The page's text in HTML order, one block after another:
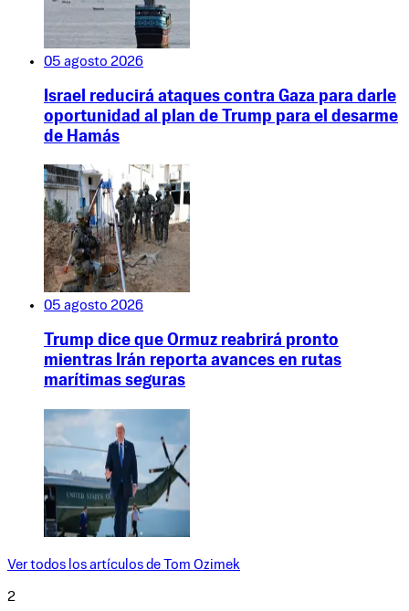
05 agosto 2026
Israel reducirá ataques contra Gaza para darle
oportunidad al plan de Trump para el desarme
de Hamás
05 agosto 2026
Trump dice que Ormuz reabrirá pronto
mientras Irán reporta avances en rutas
marítimas seguras
Ver todos los artículos de Tom Ozimek
2